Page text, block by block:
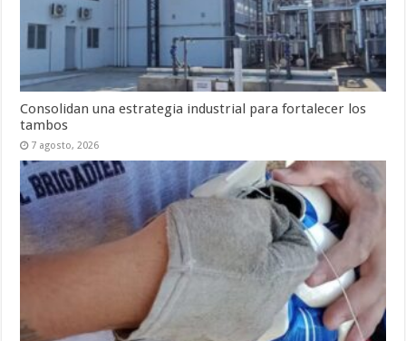
Consolidan una estrategia industrial para fortalecer los
tambos
7 agosto, 2026